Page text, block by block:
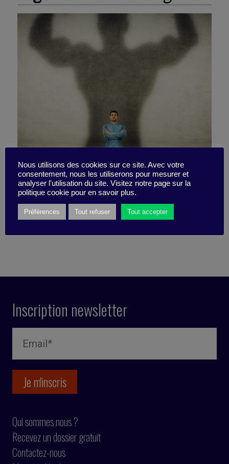
Le muscle de l’inattendu
25 janvier 2021
Inscription newsletter
Qui sommes nous ?
Recevez un dossier gratuit
Contactez-nous
Nous utilisons des cookies sur ce site. Avec votre
consentement, nous les utiliserons pour mesurer et
analyser l'utilisation du site. Visitez notre page sur la
politique cookie pour en savoir plus.
Préférences Tout refuser Tout accepter